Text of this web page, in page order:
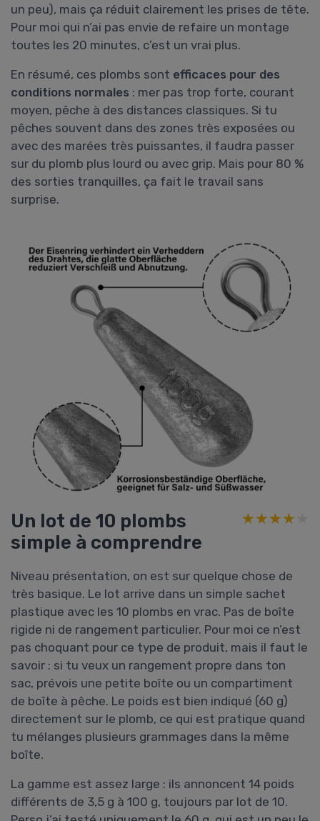
un peu), mais ça réduit clairement les prises de tête.
Pour moi qui n’ai pas envie de refaire un montage
toutes les 20 minutes, c’est un vrai plus.
En résumé, ces plombs sont efficaces pour des
conditions normales : mer pas trop forte, courant
moyen, pêche à des distances classiques. Si tu
pêches souvent dans des zones très exposées ou
avec des marées très puissantes, il faudra passer
sur du plomb plus lourd ou avec grip. Mais pour 80 %
des sorties tranquilles, ça fait le travail sans
surprise.
Un lot de 10 plombs
simple à comprendre
★★★★★
★★★★★
Niveau présentation, on est sur quelque chose de
très basique. Le lot arrive dans un simple sachet
plastique avec les 10 plombs en vrac. Pas de boîte
rigide ni de rangement particulier. Pour moi ce n’est
pas choquant pour ce type de produit, mais il faut le
savoir : si tu veux un rangement propre dans ton
sac, prévois une petite boîte ou un compartiment
de boîte à pêche. Le poids est bien indiqué (60 g)
directement sur le plomb, ce qui est pratique quand
tu mélanges plusieurs grammages dans la même
boîte.
La gamme est assez large : ils annoncent 14 poids
différents de 3,5 g à 100 g, toujours par lot de 10.